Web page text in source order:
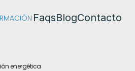
energética
FaqsBlogContacto